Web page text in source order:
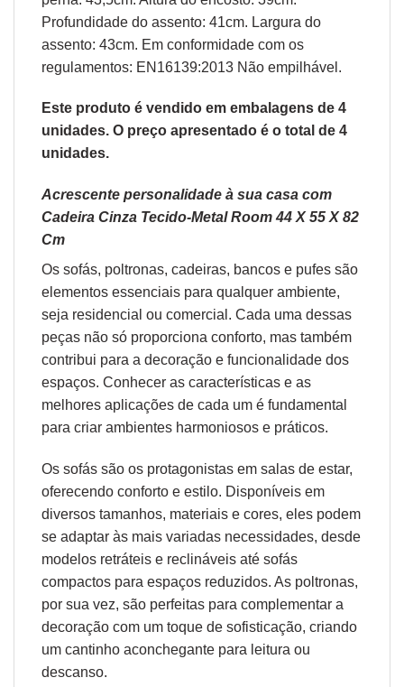
Profundidade do assento: 41cm. Largura do
assento: 43cm. Em conformidade com os
regulamentos: EN16139:2013 Não empilhável.
Este produto é vendido em embalagens de 4
unidades. O preço apresentado é o total de 4
unidades.
Acrescente personalidade à sua casa com
Cadeira Cinza Tecido-Metal Room 44 X 55 X 82
Cm
Os sofás, poltronas, cadeiras, bancos e pufes são
elementos essenciais para qualquer ambiente,
seja residencial ou comercial. Cada uma dessas
peças não só proporciona conforto, mas também
contribui para a decoração e funcionalidade dos
espaços. Conhecer as características e as
melhores aplicações de cada um é fundamental
para criar ambientes harmoniosos e práticos.
Os sofás são os protagonistas em salas de estar,
oferecendo conforto e estilo. Disponíveis em
diversos tamanhos, materiais e cores, eles podem
se adaptar às mais variadas necessidades, desde
modelos retráteis e reclináveis até sofás
compactos para espaços reduzidos. As poltronas,
por sua vez, são perfeitas para complementar a
decoração com um toque de sofisticação, criando
um cantinho aconchegante para leitura ou
descanso.